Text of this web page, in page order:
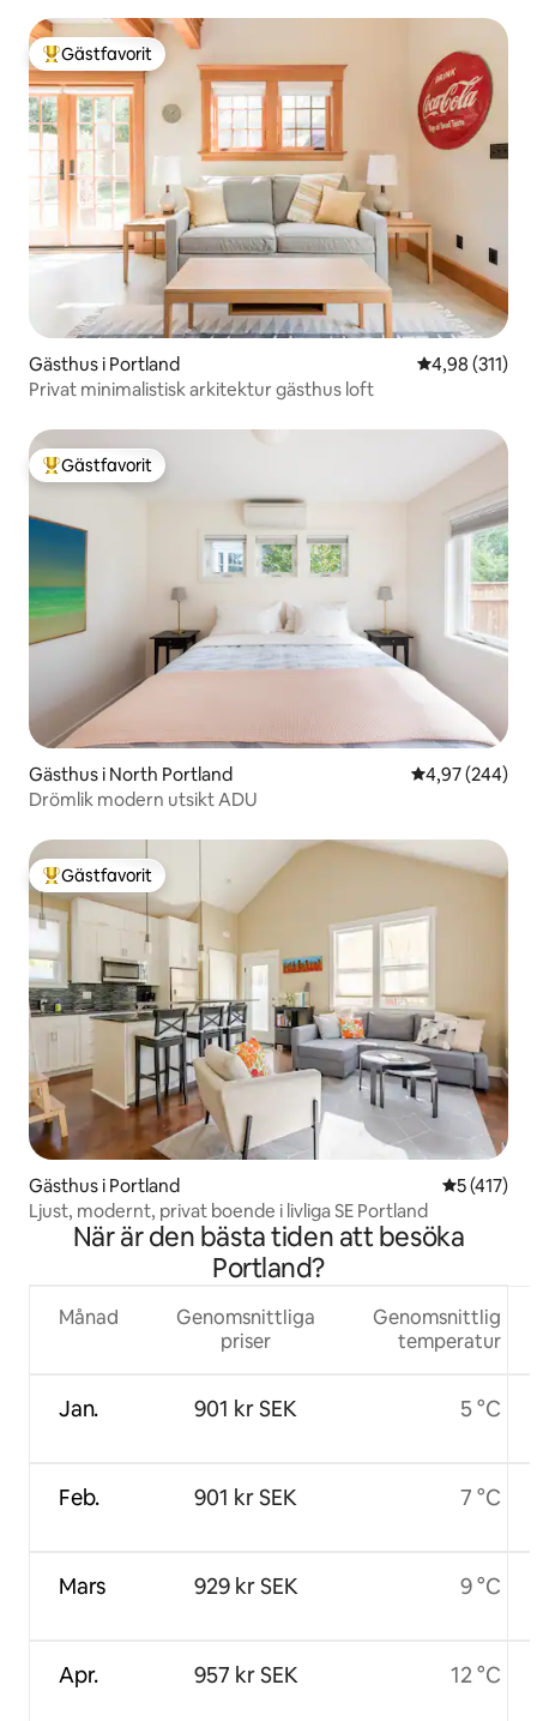
Populär gästfavorit
Gästfavorit
Gästhus i Portland 4,98 av 5 i
4,98 (311)
Privat minimalistisk arkitektur gästhus loft
Populär gästfavorit
Gästfavorit
Gästhus i North Portland 4,97 av 5 i
4,97 (244)
Drömlik modern utsikt ADU
Populär gästfavorit
Gästfavorit
Gästhus i Portland 5 av 5 i
5 (417)
Ljust, modernt, privat boende i livliga SE Portland
När är den bästa tiden att besöka
Portland?
Månad
Jan.
Feb.
Mars
Apr.
Genomsnittliga
priser
901 kr SEK
901 kr SEK
929 kr SEK
957 kr SEK
Genomsnittlig
temperatur
5 °C
7 °C
9 °C
12 °C